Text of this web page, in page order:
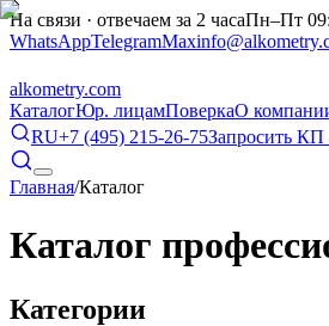
На связи · отвечаем за 2 часаПн–Пт
WhatsAppTelegramMax
alkometry.com
КаталогЮр. лицамПоверкаО
RU+7 (495) 215-26-75Запросить
Главная/Каталог
Каталог
Категории